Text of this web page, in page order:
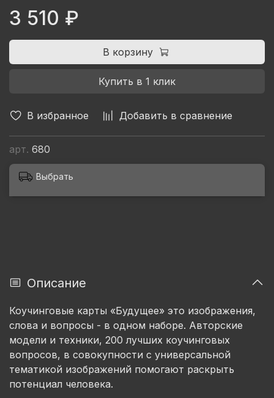
В избранное Добавить в сравнение
арт. 680
3 510 ₽
В корзину
Купить в 1 клик
Выбрать
Описание
Коучинговые карты «Будущее» это изображения,
слова и вопросы - в одном наборе. Авторские
модели и техники, 200 лучших коучинговых
вопросов, в совокупности с универсальной
тематикой изображений помогают раскрыть
потенциал человека.